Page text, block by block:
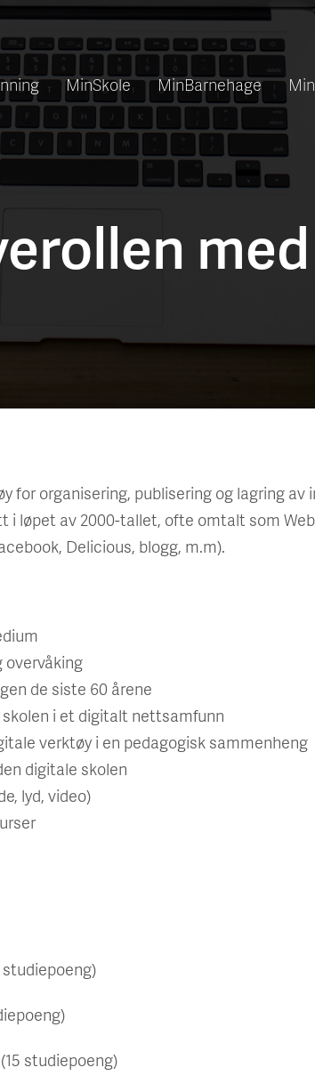
MinSkole MinBarnehage
for organisering, publisering og lagring av
i løpet av 2000-tallet, ofte omtalt som
Delicious, blogg, m.m).
overvåking
de siste 60 årene
i et digitalt nettsamfunn
verktøy i en pedagogisk sammenheng
digitale skolen
lyd, video)
(15 studiepoeng)